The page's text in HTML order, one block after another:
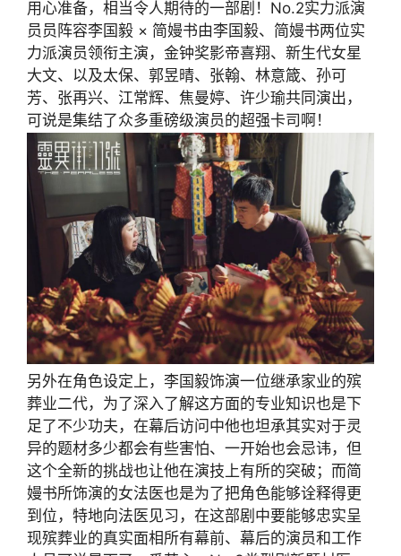
用心准备，相当令人期待的一部剧！No.2实力派演
员员阵容李国毅 × 简嫚书由李国毅、简嫚书两位实
力派演员领衔主演，金钟奖影帝喜翔、新生代女星
大文、以及太保、郭昱晴、张翰、林意箴、孙可
芳、张再兴、江常辉、焦曼婷、许少瑜共同演出，
可说是集结了众多重磅级演员的超强卡司啊！
另外在角色设定上，李国毅饰演一位继承家业的殡
葬业二代，为了深入了解这方面的专业知识也是下
足了不少功夫，在幕后访问中他也坦承其实对于灵
异的题材多少都会有些害怕、一开始也会忌讳，但
这个全新的挑战也让他在演技上有所的突破；而简
嫚书所饰演的女法医也是为了把角色能够诠释得更
到位，特地向法医见习，在这部剧中要能够忠实呈
现殡葬业的真实面相所有幕前、幕后的演员和工作